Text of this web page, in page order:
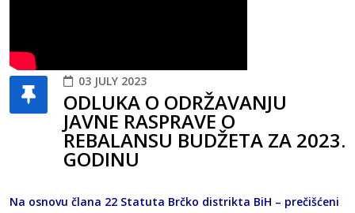
03 JULY 2023
ODLUKA O ODRŽAVANJU
JAVNE RASPRAVE O
REBALANSU BUDŽETA ZA 2023.
GODINU
Na osnovu člana 22 Statuta Brčko distrikta BiH – prečišćeni